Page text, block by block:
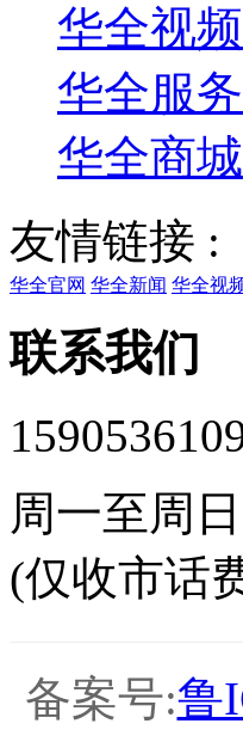
华全视频
华全服务
华全商城
友情链接 :
华全官网 华全新闻 华全视
联系我们
周一至周
(仅收市话
备案号:鲁